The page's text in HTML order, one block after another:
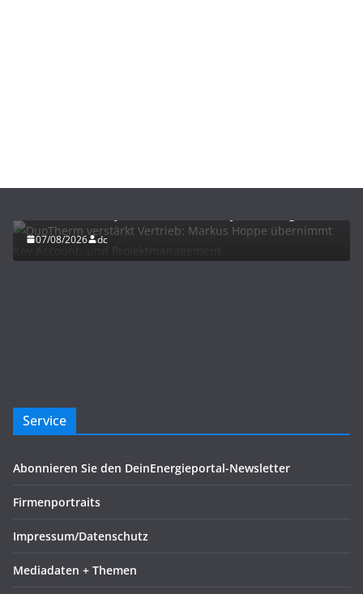
07/08/2026 dc
Service
Abonnieren Sie den DeinEnergieportal-Newsletter
Firmenportraits
Impressum/Datenschutz
Mediadaten + Themen